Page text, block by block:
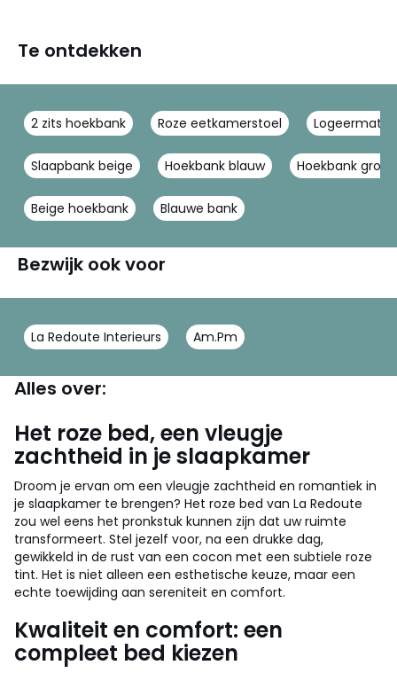
Te ontdekken
2 zits hoekbank Roze eetkamerstoel
Slaapbank beige Hoekbank blauw Hoekbank groen
Beige hoekbank Blauwe bank
Bezwijk ook voor
La Redoute Interieurs Am.Pm
Alles over:
Het roze bed, een vleugje
zachtheid in je slaapkamer
Droom je ervan om een vleugje zachtheid en romantiek in
je slaapkamer te brengen? Het roze bed van La Redoute
zou wel eens het pronkstuk kunnen zijn dat uw ruimte
transformeert. Stel jezelf voor, na een drukke dag,
gewikkeld in de rust van een cocon met een subtiele roze
tint. Het is niet alleen een esthetische keuze, maar een
echte toewijding aan sereniteit en comfort.
Kwaliteit en comfort: een
compleet bed kiezen